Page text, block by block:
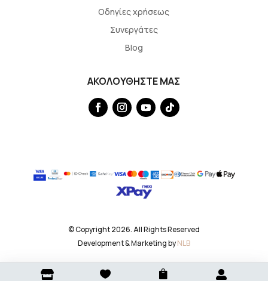
Οδηγίες χρήσεως
Συνεργάτες
Blog
ΑΚΟΛΟΥΘΗΣΤΕ ΜΑΣ
© Copyright 2026. All Rights Reserved
Development & Marketing byNLB
   